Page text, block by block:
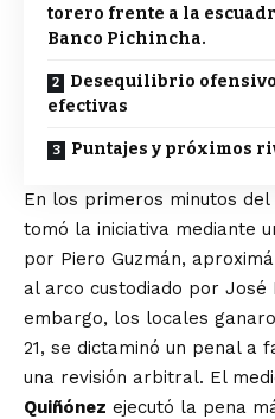
torero frente a la
Banco Pichincha.
Desequilibrio
efectivas
Puntajes y próximos
En los primeros minutos
tomó la iniciativa mediante
por Piero Guzmán,
al arco custodiado por José
embargo, los locales
21, se dictaminó un penal a
una revisión arbitral. El
Quiñónez ejecutó la pena